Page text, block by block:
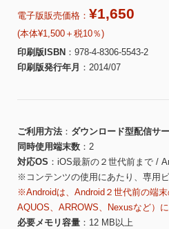
電子版販売価格： ¥1,650
(本体¥1,500＋税10％)
印刷版ISBN
978-4-8306-5543-2
印刷版発行年月
2014/07
ご利用方法
ダウンロード型配信サ
同時使用端末数
2
対応OS
iOS最新の２世代前まで /
※コンテンツの使用にあたり、専用
※Androidは、Android２世代前の端
AQUOS、ARROWS、Nexusなど）
必要メモリ容量
12 MB以上